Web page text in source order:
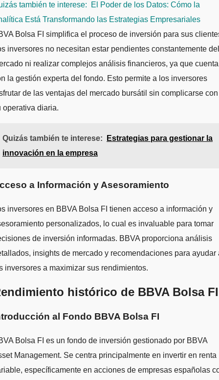
también te interese:
El Poder de los Datos: Cómo la
Está Transformando las Estrategias Empresariales
Bolsa FI simplifica el proceso de inversión para sus
inversores no necesitan estar pendientes constantemente del
ni realizar complejos análisis financieros, ya que
la gestión experta del fondo. Esto permite a los inversores
de las ventajas del mercado bursátil sin complicarse con
operativa diaria.
Quizás también te interese:
Estrategias para gestionar la
innovación en la empresa
a Información y Asesoramiento
inversores en BBVA Bolsa FI tienen acceso a información y
personalizados, lo cual es invaluable para tomar
de inversión informadas. BBVA proporciona análisis
insights de mercado y recomendaciones para ayudar
inversores a maximizar sus rendimientos.
histórico de BBVA Bolsa FI
al Fondo BBVA Bolsa FI
Bolsa FI es un fondo de inversión gestionado por BBVA
Management. Se centra principalmente en invertir en renta
específicamente en acciones de empresas españolas